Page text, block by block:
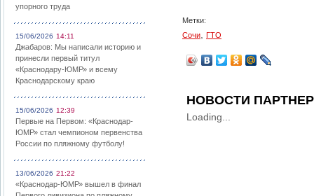
упорного труда
15/06/2026 14:11
Джабаров: Мы написали историю и
принесли первый титул
«Краснодару-ЮМР» и всему
Краснодарскому краю
15/06/2026 12:39
Первые на Первом: «Краснодар-
ЮМР» стал чемпионом первенства
России по пляжному футболу!
13/06/2026 21:22
«Краснодар-ЮМР» вышел в финал
Метки:
Сочи
ГТО
НОВОСТИ
Loading...